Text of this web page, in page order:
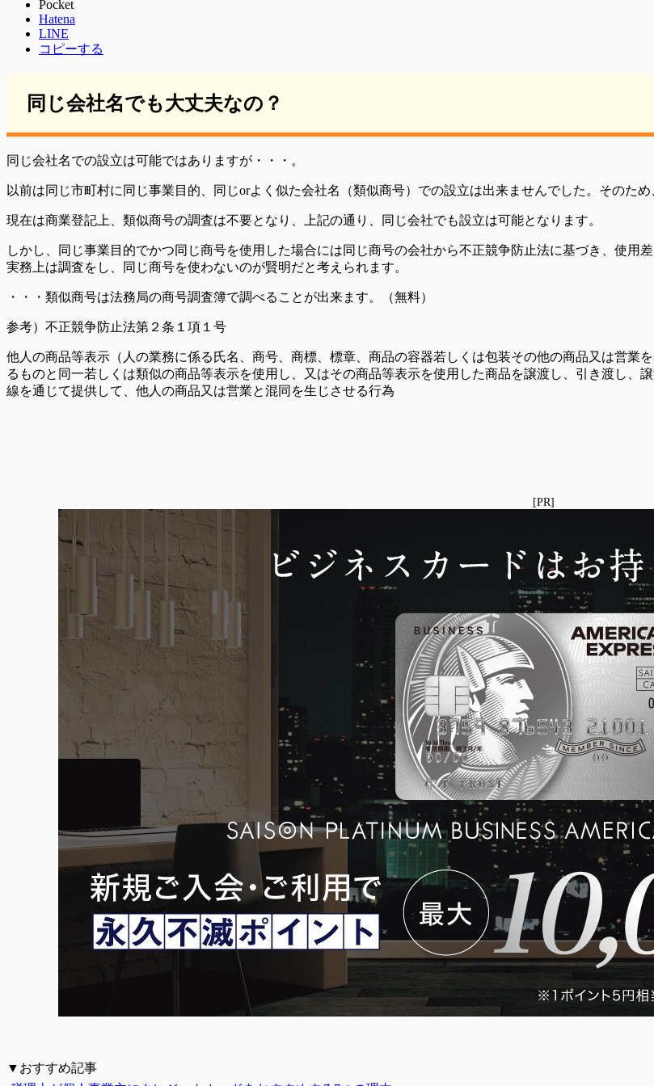
Pocket
Hatena
LINE
コピーする
同じ会社名でも大丈夫なの？
同じ会社名での設立は可能ではありますが・・・。
以前は同じ市町村に同じ事業目的、同じorよく似た会社名（類似商号）での設立は出来ませんでした。そのた
現在は商業登記上、類似商号の調査は不要となり、上記の通り、同じ会社でも設立は可能となります。
しかし、同じ事業目的でかつ同じ商号を使用した場合には同じ商号の会社から不正競争防止法に基づき、使用
実務上は調査をし、同じ商号を使わないのが賢明だと考えられます。
・・・類似商号は法務局の商号調査簿で調べることが出来ます。（無料）
参考）不正競争防止法第２条１項１号
他人の商品等表示（人の業務に係る氏名、商号、商標、標章、商品の容器若しくは包装その他の商品又は営業
るものと同一若しくは類似の商品等表示を使用し、又はその商品等表示を使用した商品を譲渡し、引き渡し、
線を通じて提供して、他人の商品又は営業と混同を生じさせる行為
[PR]
▼おすすめ記事